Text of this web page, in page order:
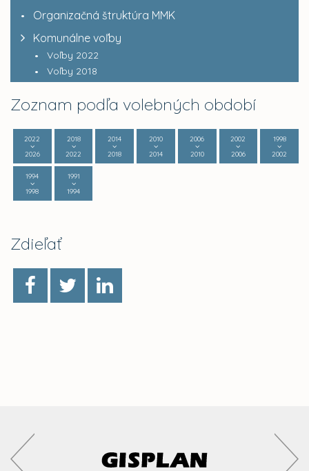
Organizačná štruktúra MMK
Komunálne voľby
Voľby 2022
Voľby 2018
Zoznam podľa volebných období
2022
2026
2018
2022
2014
2018
2010
2014
2006
2010
2002
2006
1998
2002
1994
1998
1991
1994
Zdieľať